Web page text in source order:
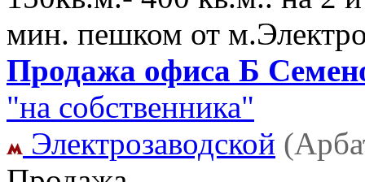
мин. пешком от
Продажа офиса Б
"на собственника"
Электрозаводской